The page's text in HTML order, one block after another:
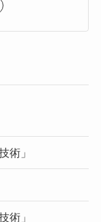
術」
術」